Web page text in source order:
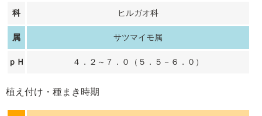
科 ヒルガオ科
属 サツマイモ属
ｐＨ ４．２～７．０（５．５－６．０）
植え付け・種まき時期